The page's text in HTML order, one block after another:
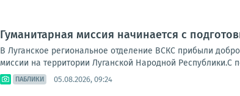
Гуманитарная миссия начинается с
В Луганское региональное отделение ВСКС прибыли
миссии на территории Луганской Народной
ПАБЛИКИ 05.08.2026, 09:24